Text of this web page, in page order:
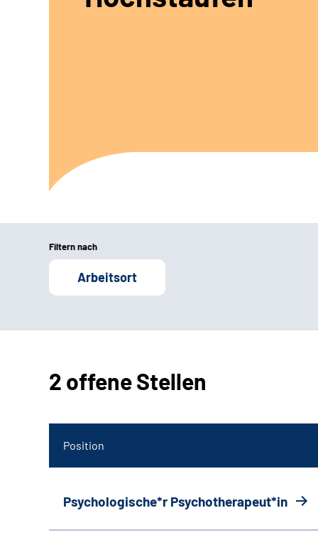
Filtern nach
Arbeitsort
2 offene Stellen
Position
Psychologische*r Psychotherapeut*in